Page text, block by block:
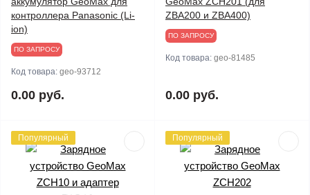
контроллера Panasonic (Li-
ion)
ПО ЗАПРОСУ
Код товара: geo-93712
0.00 руб.
ZBA200 и ZBA400)
ПО ЗАПРОСУ
Код товара: geo-81485
0.00 руб.
Популярный Популярный